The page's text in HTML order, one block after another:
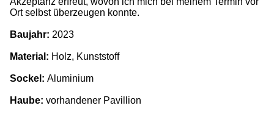
Ort selbst überzeugen konnte.
Baujahr: 2023
Material: Holz, Kunststoff
Sockel: Aluminium
Haube: vorhandener Pavillion